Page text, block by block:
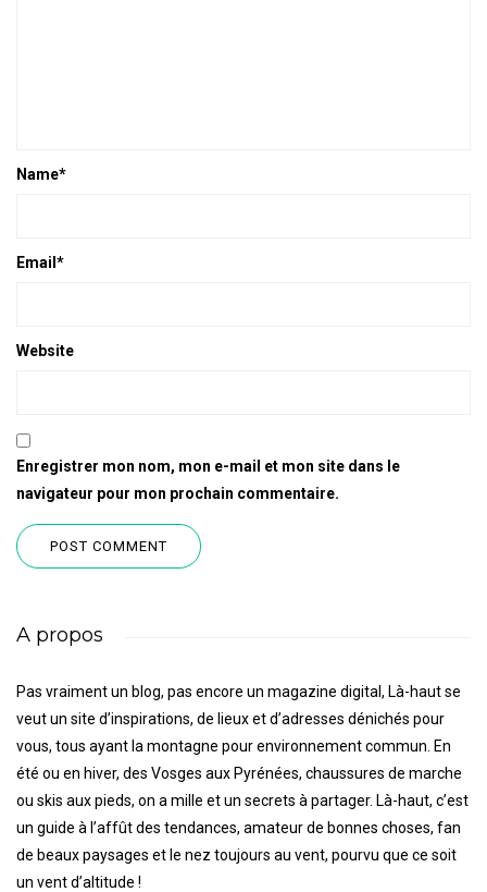
Name*
Email *
Website
Enregistrer mon nom, mon e-mail et mon site dans le
navigateur pour mon prochain commentaire.
A propos
Pas vraiment un blog, pas encore un magazine digital, Là-haut se
veut un site d’inspirations, de lieux et d’adresses dénichés pour
vous, tous ayant la montagne pour environnement commun. En
été ou en hiver, des Vosges aux Pyrénées, chaussures de marche
ou skis aux pieds, on a mille et un secrets à partager. Là-haut, c’est
un guide à l’affût des tendances, amateur de bonnes choses, fan
de beaux paysages et le nez toujours au vent, pourvu que ce soit
un vent d’altitude !